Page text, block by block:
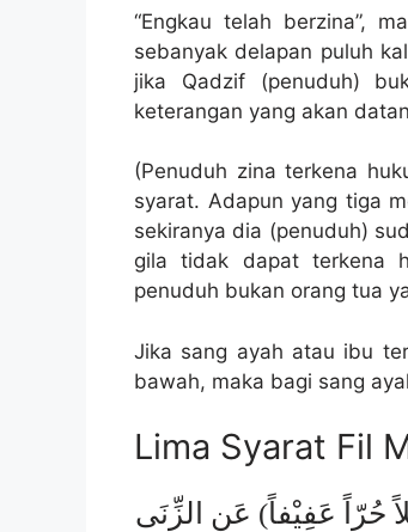
“Engkau telah berzina”,
sebanyak delapan puluh
jika Qadzif (penuduh)
keterangan yang akan
(Penuduh zina terkena
syarat. Adapun yang tiga
sekiranya dia (penuduh)
gila tidak dapat terkena
penuduh bukan orang tua
Jika sang ayah atau ibu
bawah, maka bagi sang
Lima Syarat Fil
حُرّاً عَفِيْفاً) عَنِ الزِّنَى